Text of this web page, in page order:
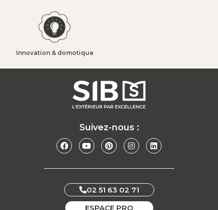
Innovation & domotique​
Suivez-nous :
02 51 63 02 71
ESPACE PRO